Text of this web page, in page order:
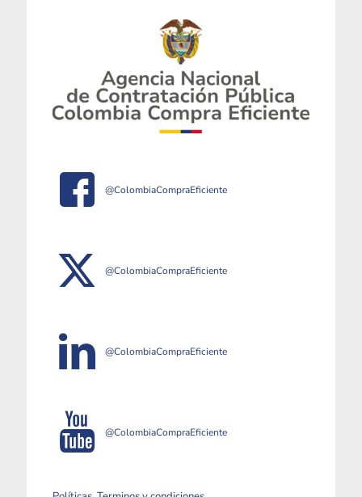
@ColombiaCompraEficiente
@ColombiaCompraEficiente
@ColombiaCompraEficiente
@ColombiaCompraEficiente